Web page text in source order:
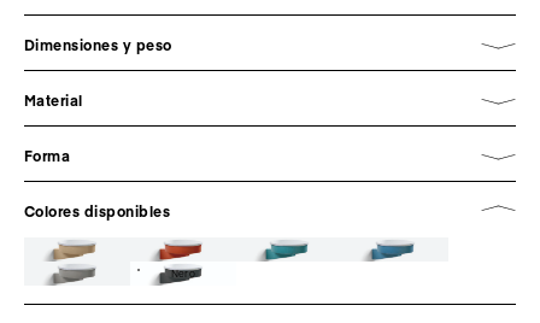
Dimensiones y peso
Material
Forma
Colores disponibles
Nero